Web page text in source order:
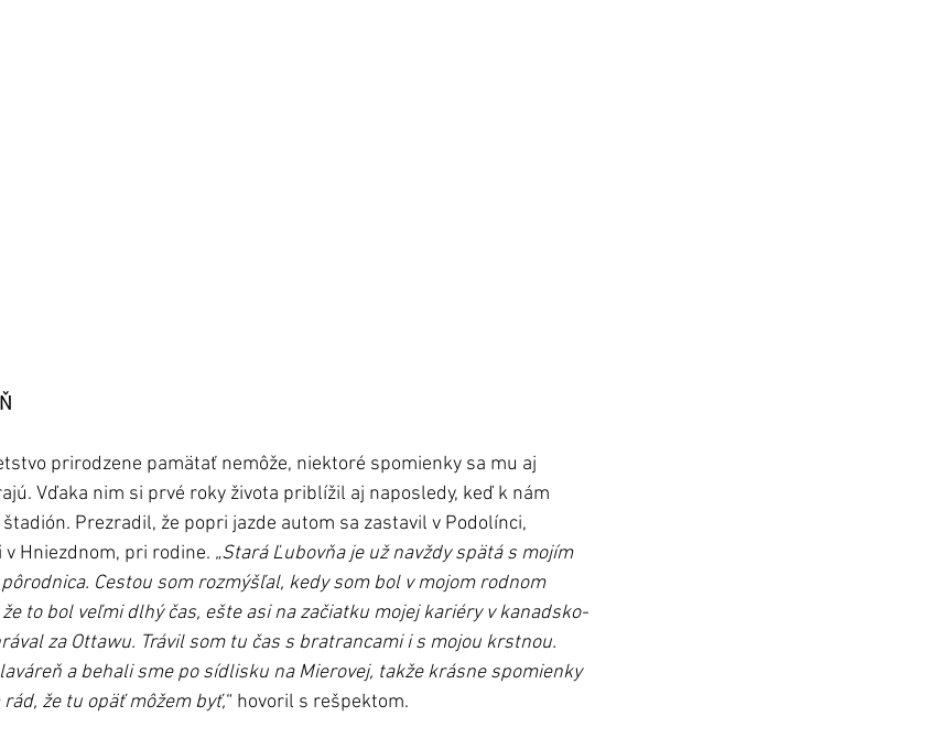
prirodzene pamätať nemôže, niektoré spomienky sa mu aj
Vďaka nim si prvé roky života priblížil aj naposledy, keď k nám
Prezradil, že popri jazde autom sa zastavil v Podolínci,
v Hniezdnom, pri rodine. „Stará Ľubovňa je už navždy spätá s mojím
Cestou som rozmýšľal, kedy som bol v mojom rodnom
to bol veľmi dlhý čas, ešte asi na začiatku mojej kariéry v kanadsko-
za Ottawu. Trávil som tu čas s bratrancami i s mojou krstnou.
a behali sme po sídlisku na Mierovej, takže krásne spomienky
že tu opäť môžem byť,“ hovoril s rešpektom.